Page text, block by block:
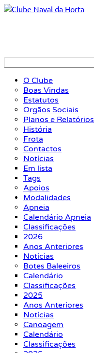
O Clube
Boas Vindas
Estatutos
Orgãos Sociais
Planos e Relatórios
História
Frota
Contactos
Notícias
Em lista
Tags
Apoios
Modalidades
Apneia
Calendário Apneia
Classificações
2026
Anos Anteriores
Notícias
Botes Baleeiros
Calendário
Classificações
2025
Anos Anteriores
Notícias
Canoagem
Calendário
Classificações